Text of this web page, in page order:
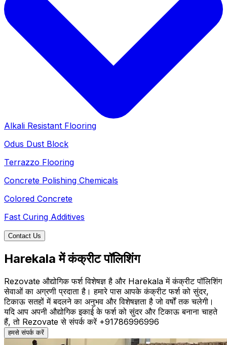
Alkali Resistant Flooring
Odus Dust Block
Terrazzo Flooring
Concrete Polishing Chemicals
Colored Concrete
Fast Curing Additives
Contact Us
Harekala में कंक्रीट पॉलिशिंग
Rezovate औद्योगिक फर्श विशेषज्ञ है और Harekala में कंक्रीट पॉलिशिंग
सेवाओं का अग्रणी प्रदाता है। हमारे पास आपके कंक्रीट फर्श को सुंदर,
टिकाऊ सतहों में बदलने का अनुभव और विशेषज्ञता है जो वर्षों तक चलेगी।
यदि आप अपनी औद्योगिक इकाई के फर्श को सुंदर और टिकाऊ बनाना चाहते
हैं, तो Rezovate से संपर्क करें +91786996996
हमसे संपर्क करें